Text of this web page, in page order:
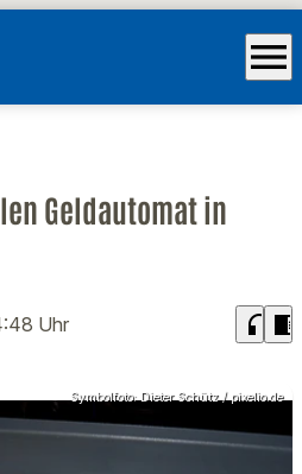
menu
Geldautomat in
Uhr headphones chrome_reader_mode
Symbolfoto: Dieter Schütz / pixelio.de